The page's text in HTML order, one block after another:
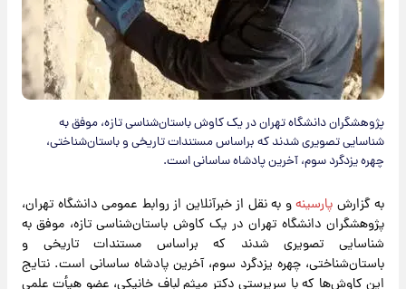
پژوهشگران دانشگاه تهران در یک کاوش باستان‌شناسی تازه، موفق به
شناسایی تصویری شدند که براساس مستندات تاریخی و باستان‌شناختی،
چهره یزدگرد سوم، آخرین پادشاه ساسانی است.
به گزارش پارسینهو به نقل از خبرآنلاین از روابط عمومی دانشگاه تهران،
پژوهشگران دانشگاه تهران در یک کاوش باستان‌شناسی تازه، موفق به
شناسایی تصویری شدند که براساس مستندات تاریخی و
باستان‌شناختی، چهره یزدگرد سوم، آخرین پادشاه ساسانی است. نتایج
این کاوش‌ها که با سرپرستی دکتر میثم لباف خانیکی، عضو هیأت علمی